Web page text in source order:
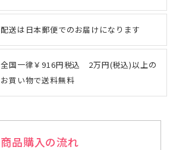
配送は日本郵便でのお届けになります
全国一律￥916円税込 2万円(税込)以上の
お買い物で送料無料
商品購入の流れ